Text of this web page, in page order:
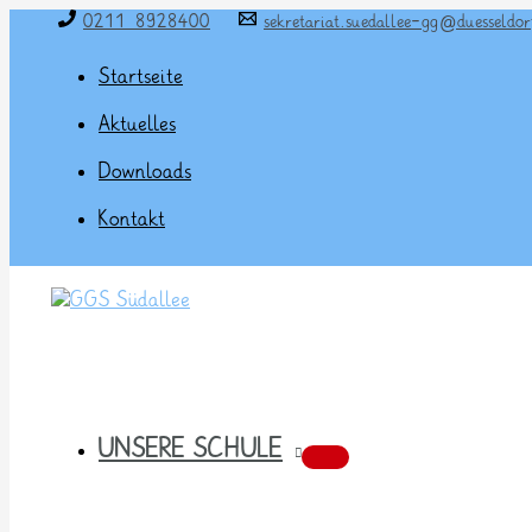
springen
0211 8928400 sekretariat.suedallee-
Startseite
Aktuelles
Downloads
Kontakt
UNSERE SCHULE